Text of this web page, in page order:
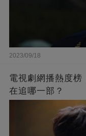
2023/09/18
電視劇網播熱度
在追哪一部？